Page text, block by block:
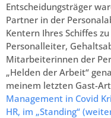
Entscheidungsträger
Partner in der
Kentern Ihres Schiffes
Personalleiter,
Mitarbeiterinnen der
„Helden der Arbeit“
meinem letzten Gast-
Management in Covid
HR, im „Standing“